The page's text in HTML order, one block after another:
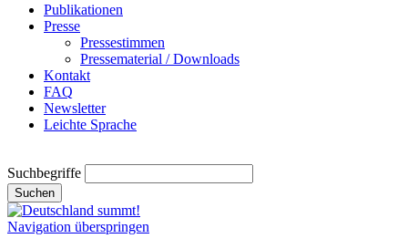
Publikationen
Presse
Pressestimmen
Pressematerial / Downloads
Kontakt
FAQ
Newsletter
Leichte Sprache
Suchbegriffe
Suchen
Navigation überspringen